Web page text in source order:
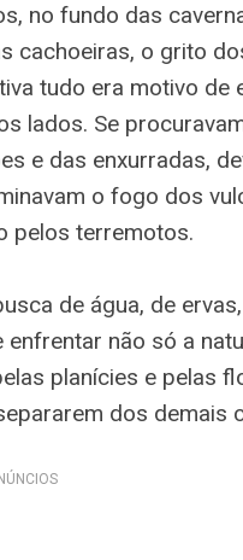
no fundo das
cachoeiras, o grito
tudo era motivo de
lados. Se
e das enxurradas,
o fogo dos
pelos terremotos.
de água, de
não só a
planícies e pelas
dos demais